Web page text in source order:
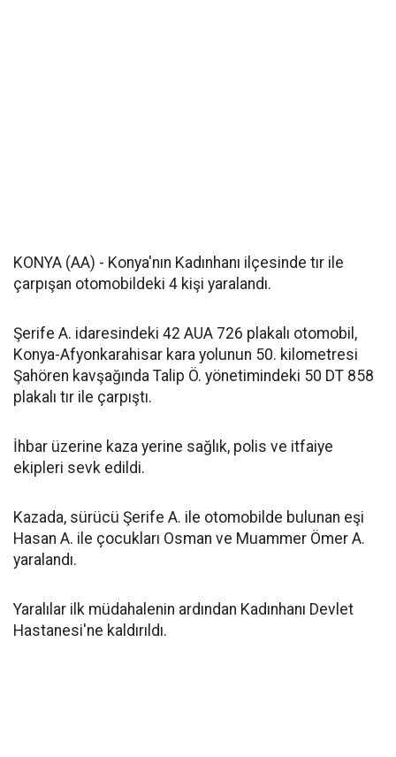
KONYA (AA) - Konya'nın Kadınhanı ilçesinde tır ile
çarpışan otomobildeki 4 kişi yaralandı.
Şerife A. idaresindeki 42 AUA 726 plakalı otomobil,
Konya-Afyonkarahisar kara yolunun 50. kilometresi
Şahören kavşağında Talip Ö. yönetimindeki 50 DT 858
plakalı tır ile çarpıştı.
İhbar üzerine kaza yerine sağlık, polis ve itfaiye
ekipleri sevk edildi.
Kazada, sürücü Şerife A. ile otomobilde bulunan eşi
Hasan A. ile çocukları Osman ve Muammer Ömer A.
yaralandı.
Yaralılar ilk müdahalenin ardından Kadınhanı Devlet
Hastanesi'ne kaldırıldı.